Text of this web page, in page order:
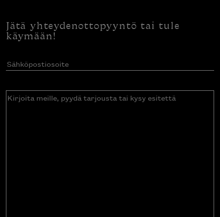
Jätä yhteydenottopyyntö tai tule
käymään!
Sähköpostiosoite(Pakollinen)
Kirjoita